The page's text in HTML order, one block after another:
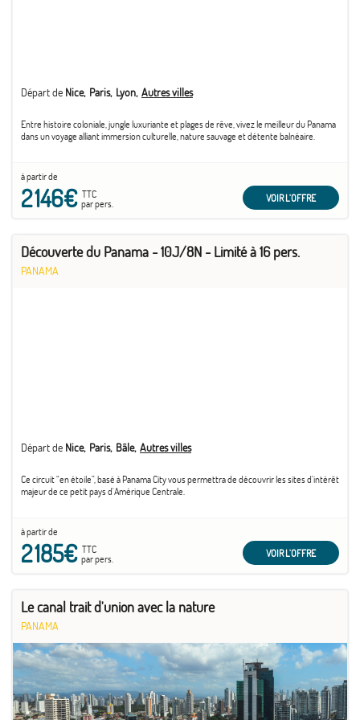
Départ de Nice Paris Lyon Autres villes
Entre histoire coloniale, jungle luxuriante et plages de rêve, vivez le meilleur du Panama
dans un voyage alliant immersion culturelle, nature sauvage et détente balnéaire.
à partir de
2 146€TTC
par pers.
VOIR L'OFFRE
Découverte du Panama - 10J/8N - Limité à 16 pers.
PANAMA
Départ de Nice Paris Bâle Autres villes
Ce circuit “en étoile”, basé à Panama City vous permettra de découvrir les sites d'intérêt
majeur de ce petit pays d'Amérique Centrale.
à partir de
2 185€TTC
par pers.
VOIR L'OFFRE
Le canal trait d'union avec la nature
PANAMA